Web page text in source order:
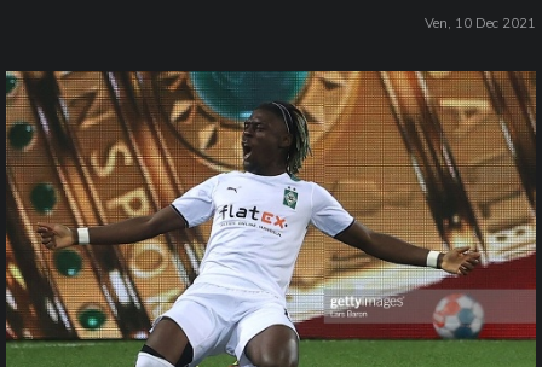
Ven, 10 Dec 2021